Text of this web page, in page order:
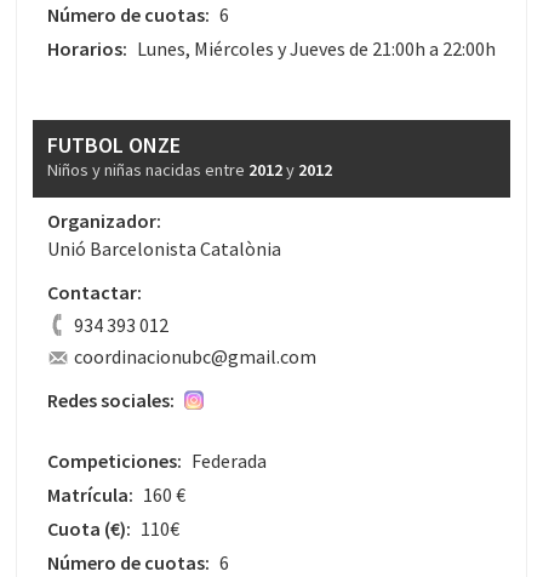
Número de cuotas: 6
Horarios: Lunes, Miércoles y Jueves de 21:00h a 22:00h
FUTBOL ONZE
Niños y niñas nacidas entre 2012y 2012
Organizador:
Unió Barcelonista Catalònia
Contactar:
934 393 012
coordinacionubc@gmail.com
Redes sociales:
Competiciones: Federada
Matrícula: 160 €
Cuota (€): 110€
Número de cuotas: 6